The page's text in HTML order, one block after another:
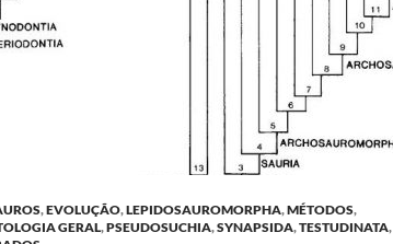
,EVOLUÇÃO,LEPIDOSAUROMORPHA,MÉTODOS,
GERAL,PSEUDOSUCHIA,SYNAPSIDA,TESTUDINATA,